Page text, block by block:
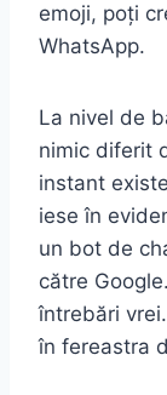
emoji, poți
WhatsApp.
La nivel de
nimic diferit
instant
iese în
un bot de
către
întrebări
în fereastra